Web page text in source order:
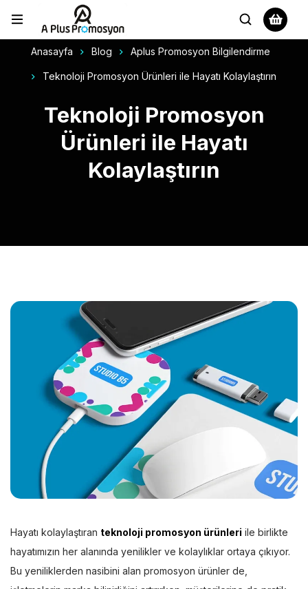
Anasayfa Blog Aplus Promosyon Bilgilendirme
Teknoloji Promosyon Ürünleri ile Hayatı Kolaylaştırın
Teknoloji Promosyon
Ürünleri ile Hayatı
Kolaylaştırın
Hayatı kolaylaştıran teknoloji promosyon ürünleri ile birlikte
hayatımızın her alanında yenilikler ve kolaylıklar ortaya çıkıyor.
Bu yeniliklerden nasibini alan promosyon ürünler de,